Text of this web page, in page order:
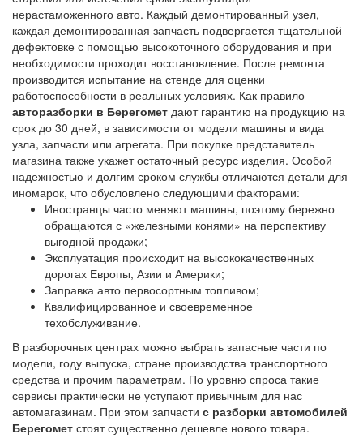
нерастаможенного авто. Каждый демонтированный узел,
каждая демонтированная запчасть подвергается тщательной
дефектовке с помощью высокоточного оборудования и при
необходимости проходит восстановление. После ремонта
производится испытание на стенде для оценки
работоспособности в реальных условиях. Как правило
авторазборки в Берегомет дают гарантию на продукцию на
срок до 30 дней, в зависимости от модели машины и вида
узла, запчасти или агрегата. При покупке представитель
магазина также укажет остаточный ресурс изделия. Особой
надежностью и долгим сроком службы отличаются детали для
иномарок, что обусловлено следующими факторами:
Иностранцы часто меняют машины, поэтому бережно
обращаются с «железными конями» на перспективу
выгодной продажи;
Эксплуатация происходит на высококачественных
дорогах Европы, Азии и Америки;
Заправка авто первосортным топливом;
Квалифицированное и своевременное
техобслуживание.
В разборочных центрах можно выбрать запасные части по
модели, году выпуска, стране производства транспортного
средства и прочим параметрам. По уровню спроса такие
сервисы практически не уступают привычным для нас
автомагазинам. При этом запчасти с разборки автомобилей
Берегомет стоят существенно дешевле нового товара.